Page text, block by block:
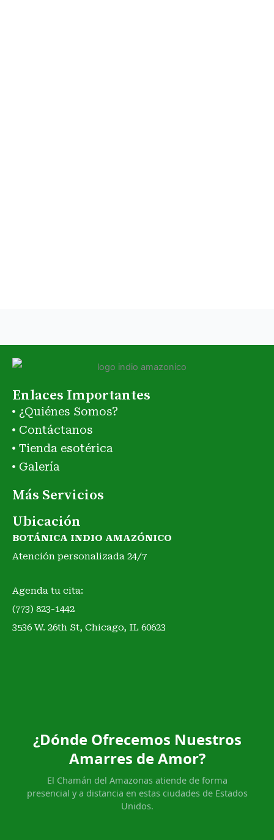
Enlaces Importantes
¿Quiénes Somos?
Contáctanos
Tienda esotérica
Galería
Más Servicios
Ubicación
BOTÁNICA INDIO AMAZÓNICO
Atención personalizada 24/7
Agenda tu cita:
(773) 823-1442
3536 W. 26th St, Chicago, IL 60623
¿Dónde Ofrecemos Nuestros
Amarres de Amor?
El Chamán del Amazonas atiende de forma
presencial y a distancia en estas ciudades de Estados
Unidos.